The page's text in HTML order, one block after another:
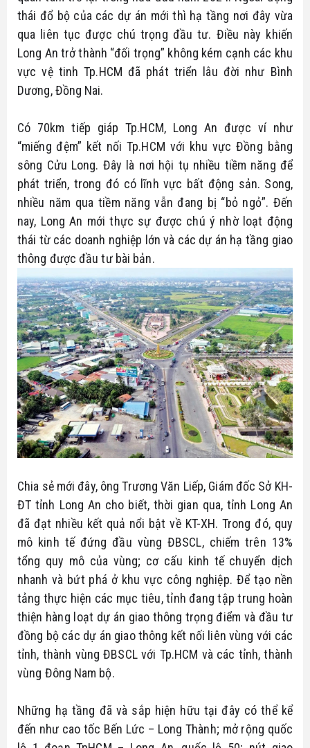
thái đổ bộ của các dự án mới thì hạ tầng nơi đây vừa
qua liên tục được chú trọng đầu tư. Điều này khiến
Long An trở thành “đối trọng” không kém cạnh các khu
vực vệ tinh Tp.HCM đã phát triển lâu đời như Bình
Dương, Đồng Nai.
Có 70km tiếp giáp Tp.HCM, Long An được ví như
“miếng đệm” kết nối Tp.HCM với khu vực Đồng bằng
sông Cửu Long. Đây là nơi hội tụ nhiều tiềm năng để
phát triển, trong đó có lĩnh vực bất động sản. Song,
nhiều năm qua tiềm năng vẫn đang bị “bỏ ngỏ”. Đến
nay, Long An mới thực sự được chú ý nhờ loạt động
thái từ các doanh nghiệp lớn và các dự án hạ tầng giao
thông được đầu tư bài bản.
Chia sẻ mới đây, ông Trương Văn Liếp, Giám đốc Sở KH-
ĐT tỉnh Long An cho biết, thời gian qua, tỉnh Long An
đã đạt nhiều kết quả nổi bật về KT-XH. Trong đó, quy
mô kinh tế đứng đầu vùng ĐBSCL, chiếm trên 13%
tổng quy mô của vùng; cơ cấu kinh tế chuyển dịch
nhanh và bứt phá ở khu vực công nghiệp. Để tạo nền
tảng thực hiện các mục tiêu, tỉnh đang tập trung hoàn
thiện hàng loạt dự án giao thông trọng điểm và đầu tư
đồng bộ các dự án giao thông kết nối liên vùng với các
tỉnh, thành vùng ĐBSCL với Tp.HCM và các tỉnh, thành
vùng Đông Nam bộ.
Những hạ tầng đã và sắp hiện hữu tại đây có thể kể
đến như cao tốc Bến Lức – Long Thành; mở rộng quốc